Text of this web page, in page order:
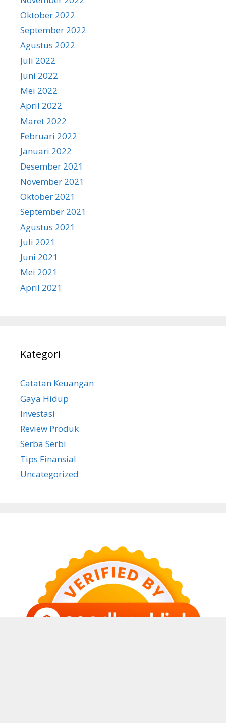
Oktober 2022
September 2022
Agustus 2022
Juli 2022
Juni 2022
Mei 2022
April 2022
Maret 2022
Februari 2022
Januari 2022
Desember 2021
November 2021
Oktober 2021
September 2021
Agustus 2021
Juli 2021
Juni 2021
Mei 2021
April 2021
Kategori
Catatan Keuangan
Gaya Hidup
Investasi
Review Produk
Serba Serbi
Tips Finansial
Uncategorized